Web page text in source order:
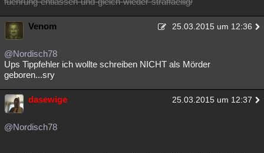
Venom 25.03.2015 um 12:36
@Nordisch78
Ups Tippfehler ich wollte schreiben NICHT als Mörder
geboren...sry
dasewige 25.03.2015 um 12:37
@Nordisch78